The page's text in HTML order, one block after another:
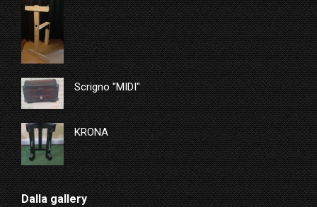
Scrigno "MIDI"
KRONA
Dalla gallery